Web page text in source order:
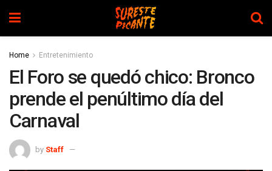
Home Entretenimiento
El Foro se quedó chico: Bronco
prende el penúltimo día del
Carnaval
by Staff